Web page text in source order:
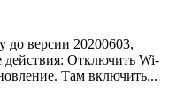
до версии 20200603,
Отключить Wi-
Там включить...